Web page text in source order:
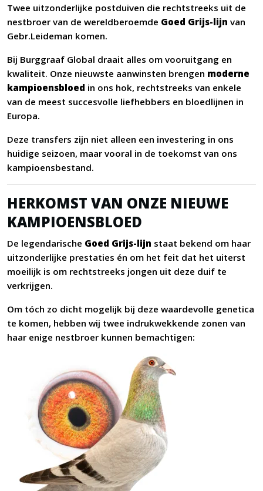
Twee uitzonderlijke postduiven die rechtstreeks uit de
nestbroer van de wereldberoemde Goed Grijs-lijn van
Gebr.Leideman komen.
Bij Burggraaf Global draait alles om vooruitgang en
kwaliteit. Onze nieuwste aanwinsten brengen moderne
kampioensbloed in ons hok, rechtstreeks van enkele
van de meest succesvolle liefhebbers en bloedlijnen in
Europa.
Deze transfers zijn niet alleen een investering in ons
huidige seizoen, maar vooral in de toekomst van ons
kampioensbestand.
HERKOMST VAN ONZE NIEUWE
KAMPIOENSBLOED
De legendarische Goed Grijs-lijn staat bekend om haar
uitzonderlijke prestaties én om het feit dat het uiterst
moeilijk is om rechtstreeks jongen uit deze duif te
verkrijgen.
Om tóch zo dicht mogelijk bij deze waardevolle genetica
te komen, hebben wij twee indrukwekkende zonen van
haar enige nestbroer kunnen bemachtigen: